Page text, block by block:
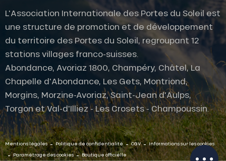
Description
Prestations
Tarifs
Contacter par
email
L'Association Internationale des Portes du Soleil est
une structure de promotion et de développement
du territoire des Portes du Soleil, regroupant 12
stations villages franco-suisses.
Abondance, Avoriaz 1800, Champéry, Châtel, La
Chapelle d'Abondance, Les Gets, Montriond,
Morgins, Morzine-Avoriaz, Saint-Jean d'Aulps,
Torgon et Val-d'Illiez - Les Crosets - Champoussin.
Mentions légales - Politique de confidentialité - CGV - Informations sur les cookies
- Paramétrage des cookies - Boutique officielle